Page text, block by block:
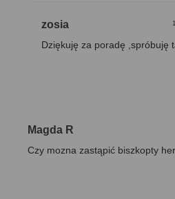
zosia
Dziękuję za poradę ,spróbuję
Magda R
Czy mozna zastąpić biszkopty